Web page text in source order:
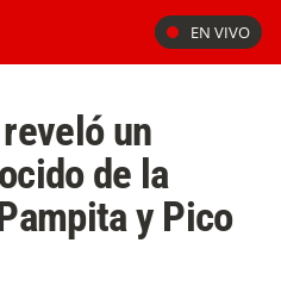
EN VIVO
un
de la
y Pico